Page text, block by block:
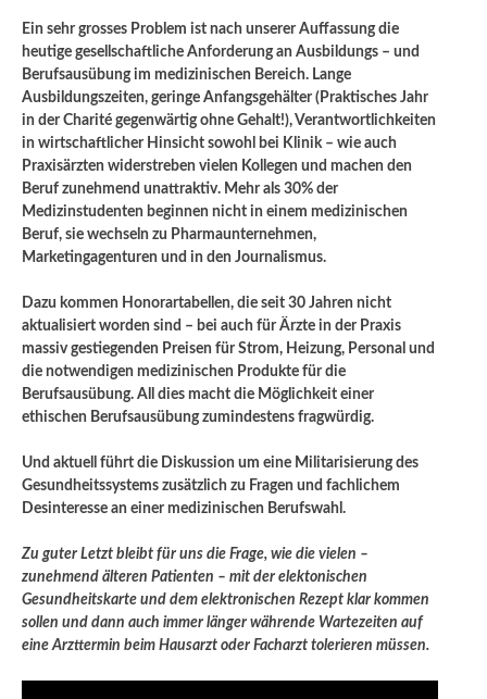
Ein sehr grosses Problem ist nach unserer Auffassung die
heutige gesellschaftliche Anforderung an Ausbildungs – und
Berufsausübung im medizinischen Bereich. Lange
Ausbildungszeiten, geringe Anfangsgehälter (Praktisches Jahr
in der Charité gegenwärtig ohne Gehalt!), Verantwortlichkeiten
in wirtschaftlicher Hinsicht sowohl bei Klinik – wie auch
Praxisärzten widerstreben vielen Kollegen und machen den
Beruf zunehmend unattraktiv. Mehr als 30% der
Medizinstudenten beginnen nicht in einem medizinischen
Beruf, sie wechseln zu Pharmaunternehmen,
Marketingagenturen und in den Journalismus.
Dazu kommen Honorartabellen, die seit 30 Jahren nicht
aktualisiert worden sind – bei auch für Ärzte in der Praxis
massiv gestiegenden Preisen für Strom, Heizung, Personal und
die notwendigen medizinischen Produkte für die
Berufsausübung. All dies macht die Möglichkeit einer
ethischen Berufsausübung zumindestens fragwürdig.
Und aktuell führt die Diskussion um eine Militarisierung des
Gesundheitssystems zusätzlich zu Fragen und fachlichem
Desinteresse an einer medizinischen Berufswahl.
Zu guter Letzt bleibt für uns die Frage, wie die vielen –
zunehmend älteren Patienten – mit der elektonischen
Gesundheitskarte und dem elektronischen Rezept klar kommen
sollen und dann auch immer länger währende Wartezeiten auf
eine Arzttermin beim Hausarzt oder Facharzt tolerieren müssen.